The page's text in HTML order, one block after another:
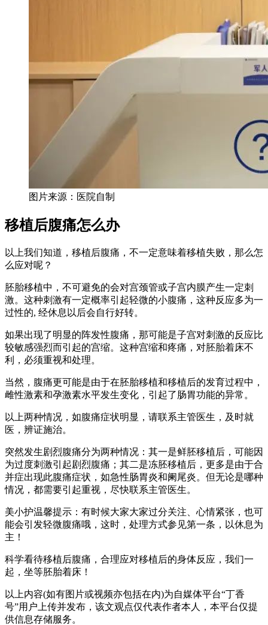
图片来源：医院自制
移植后腹痛怎么办
以上我们知道，移植后腹痛，不一定意味着移植失败，那么怎
么应对呢？
胚胎移植中，不可避免的会对宫颈管或子宫内膜产生一定刺
激。这种刺激有一定概率引起轻微的小腹痛，这种反应多为一
过性的, 经休息以后会自行好转。
如果出现了明显的阵发性腹痛，那可能是子宫对刺激的反应比
较敏感强烈而引起的宫缩。这种宫缩和疼痛，对胚胎着床不
利，必须重视和处理。
当然，腹痛更可能是由于在胚胎移植和移植后的发育过程中，
雌性激素和孕激素水平发生变化，引起了肠胃功能的异常。
以上两种情况，如腹痛症状明显，请联系主管医生，及时就
医，辨证施治。
突然发生剧烈腹痛分为两种情况：其一是鲜胚移植后，可能因
为过度刺激引起剧烈腹痛；其二是冻胚移植后，更多是由于合
并症出现此腹痛症状，如急性肠胃炎和阑尾炎。但无论是哪种
情况，都需要引起重视，尽快联系主管医生。
美小护温馨提示：有时候大家大家过分关注、心情紧张，也可
能会引发轻微腹痛哦，这时，处理方式参见第一条，以休息为
主！
科学看待移植后腹痛，合理应对移植后的身体反应，我们一
起，坐等胚胎着床！
以上内容(如有图片或视频亦包括在内)为自媒体平台“丁香
号”用户上传并发布，该文观点仅代表作者本人，本平台仅提
供信息存储服务。